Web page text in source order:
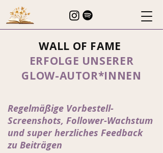
WALL OF FAME
ERFOLGE UNSERER
GLOW-AUTOR*INNEN
Regelmäßige Vorbestell-
Screenshots, Follower-Wachstum
und super herzliches Feedback
zu Beiträgen